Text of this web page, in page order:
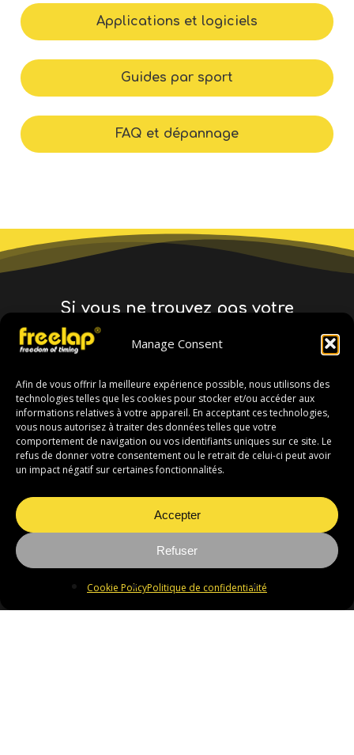
Manage Consent
Afin de vous offrir la meilleure expérience possible, nous utilisons des
technologies telles que les cookies pour stocker et/ou accéder aux
informations relatives à votre appareil. En acceptant ces technologies,
vous nous autorisez à traiter des données telles que votre
comportement de navigation ou vos identifiants uniques sur ce site. Le
refus de donner votre consentement ou le retrait de celui-ci peut avoir
un impact négatif sur certaines fonctionnalités.
Accepter
Refuser
Cookie PolicyPolitique de confidentialité
Applications et logiciels
Guides par sport
FAQ et dépannage
Si vous ne trouvez pas votre
distributeur, contactez le
siège social :
Trouver un distributeur
Adresse
Freelap S.A.
Av. Daniel-Jeanrichard 2A